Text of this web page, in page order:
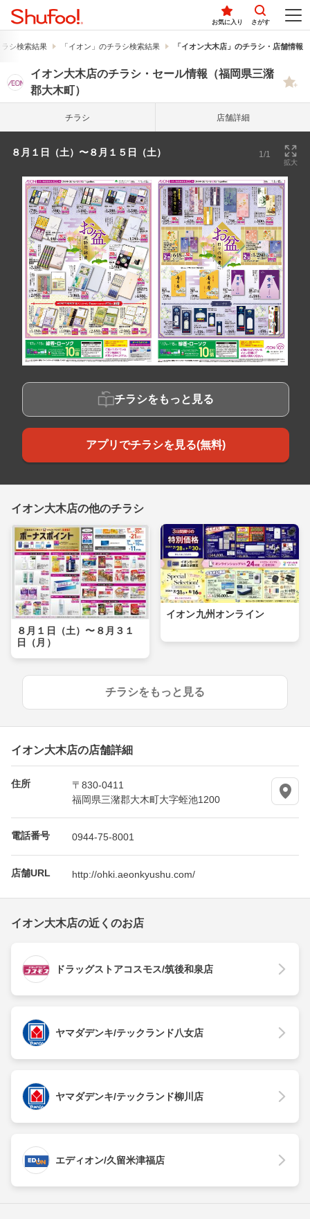
お気に入り さがす
シ検索結果 「イオン」のチラシ検索結果 「イオン大木店」のチラシ・店舗情報
イオン大木店のチラシ・セール情報（福岡県三潴
郡大木町）
チラシ 店舗詳細
８月１日（土）〜８月１５日（土） 1/1
拡大
チラシをもっと見る
アプリでチラシを見る(無料)
イオン大木店の他のチラシ
８月１日（土）〜８月３１
日（月）
イオン九州オンライン
チラシをもっと見る
イオン大木店の店舗詳細
住所
〒830-0411
福岡県三潴郡大木町大字蛭池1200
電話番号 0944-75-8001
店舗URL http://ohki.aeonkyushu.com/
イオン大木店の近くのお店
ドラッグストアコスモス/筑後和泉店
ヤマダデンキ/テックランド八女店
ヤマダデンキ/テックランド柳川店
エディオン/久留米津福店